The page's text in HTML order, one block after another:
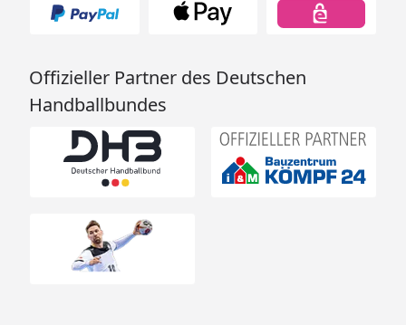
Offizieller Partner des Deutschen
Handballbundes